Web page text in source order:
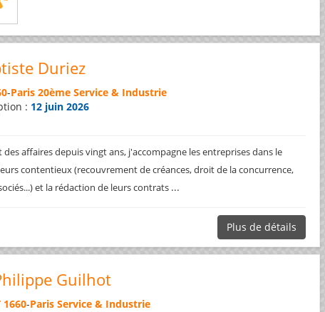
Duriez
-Paris 20ème Service & Industrie
: 12 juin 2026
affaires depuis vingt ans, j'accompagne les entreprises dans le
contentieux (recouvrement de créances, droit de la concurrence,
et la rédaction de leurs contrats ...
Plus de détails
Guilhot
1660-Paris Service & Industrie